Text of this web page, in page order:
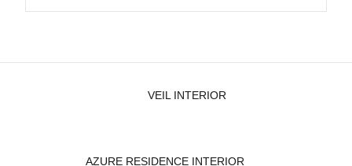
VEIL INTERIOR
AZURE RESIDENCE INTERIOR